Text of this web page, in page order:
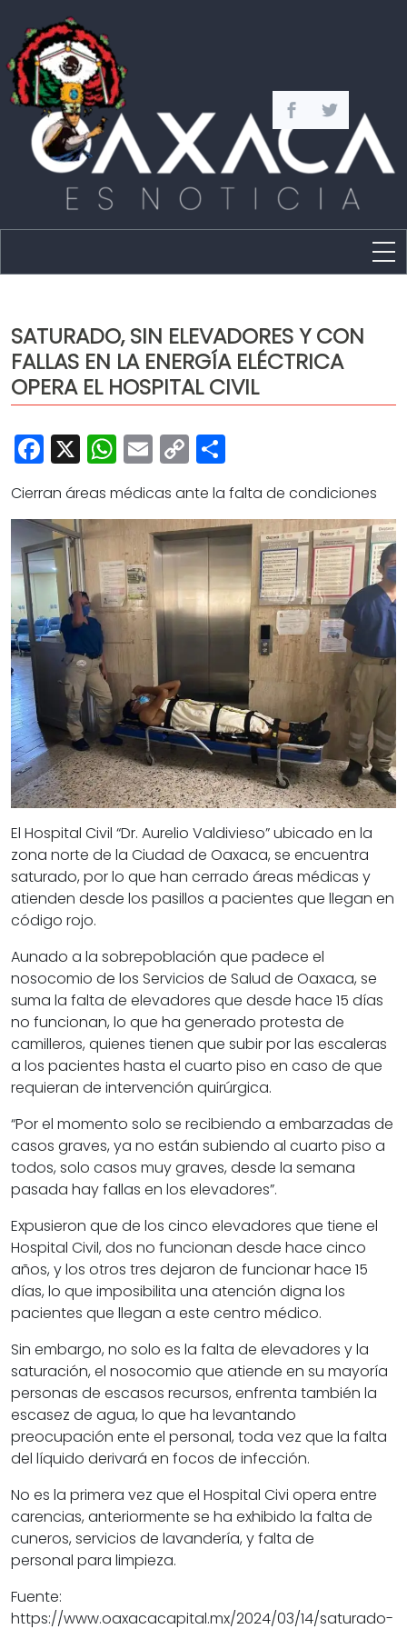
Capital
Policíaca
Cultura
Deportes
Opinión
SATURADO, SIN ELEVADORES Y CON
FALLAS EN LA ENERGÍA ELÉCTRICA
OPERA EL HOSPITAL CIVIL
Facebook
X WhatsApp
Email
Copy
Link
Cierran áreas médicas ante la falta de condiciones
El Hospital Civil “Dr. Aurelio Valdivieso” ubicado en la
zona norte de la Ciudad de Oaxaca, se encuentra
saturado, por lo que han cerrado áreas médicas y
atienden desde los pasillos a pacientes que llegan en
código rojo.
Aunado a la sobrepoblación que padece el
nosocomio de los Servicios de Salud de Oaxaca, se
suma la falta de elevadores que desde hace 15 días
no funcionan, lo que ha generado protesta de
camilleros, quienes tienen que subir por las escaleras
a los pacientes hasta el cuarto piso en caso de que
requieran de intervención quirúrgica.
“Por el momento solo se recibiendo a embarzadas de
casos graves, ya no están subiendo al cuarto piso a
todos, solo casos muy graves, desde la semana
pasada hay fallas en los elevadores”.
Expusieron que de los cinco elevadores que tiene el
Hospital Civil, dos no funcionan desde hace cinco
años, y los otros tres dejaron de funcionar hace 15
días, lo que imposibilita una atención digna los
pacientes que llegan a este centro médico.
Sin embargo, no solo es la falta de elevadores y la
saturación, el nosocomio que atiende en su mayoría
personas de escasos recursos, enfrenta también la
escasez de agua, lo que ha levantando
preocupación ente el personal, toda vez que la falta
del líquido derivará en focos de infección.
No es la primera vez que el Hospital Civi opera entre
carencias, anteriormente se ha exhibido la falta de
cuneros, servicios de lavandería, y falta de
personal para limpieza.
Fuente:
https://www.oaxacacapital.mx/2024/03/14/saturado-